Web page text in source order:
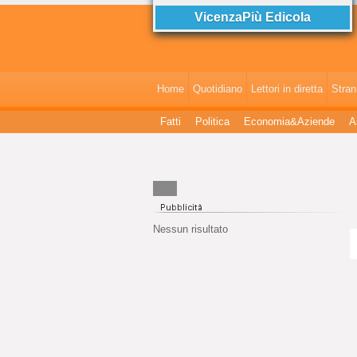
VicenzaPiù Edicola
Home Quotidiano Lettori in diretta
Fatti Politica Economia&Aziende
Nessun risultato